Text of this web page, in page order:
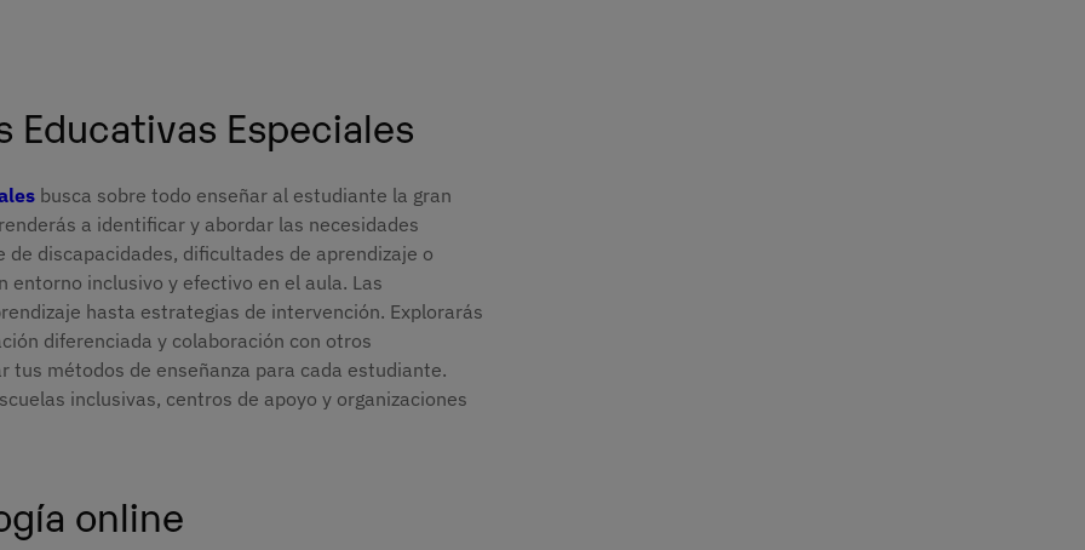
Educativas Especiales
busca sobre todo enseñar al estudiante la gran
a identificar y abordar las necesidades
discapacidades, dificultades de aprendizaje o
inclusivo y efectivo en el aula. Las
hasta estrategias de intervención. Explorarás
diferenciada y colaboración con otros
tus métodos de enseñanza para cada estudiante.
inclusivas, centros de apoyo y organizaciones
online